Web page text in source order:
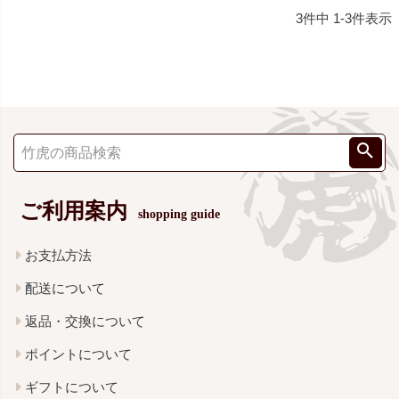
3件中 1-3件表示
ご利用案内 shopping guide
お支払方法
配送について
返品・交換について
ポイントについて
ギフトについて